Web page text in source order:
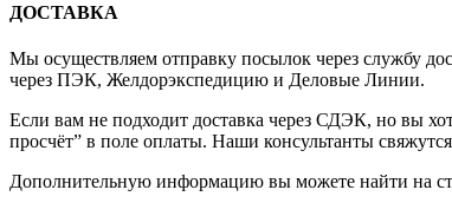
ДОСТАВКА
Мы осуществляем отправку посылок через службу
через ПЭК, Желдорэкспедицию и Деловые Линии.
Если вам не подходит доставка через СДЭК, но вы
просчёт” в поле оплаты. Наши консультанты
Дополнительную информацию вы можете найти на